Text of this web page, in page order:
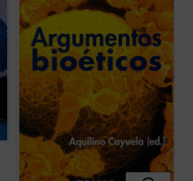
inconformismo de los autores con
respecto a la mentalidad más extendida en
nuestro momento, inconformismo
caracterizado por tomar en ...(ver ficha)